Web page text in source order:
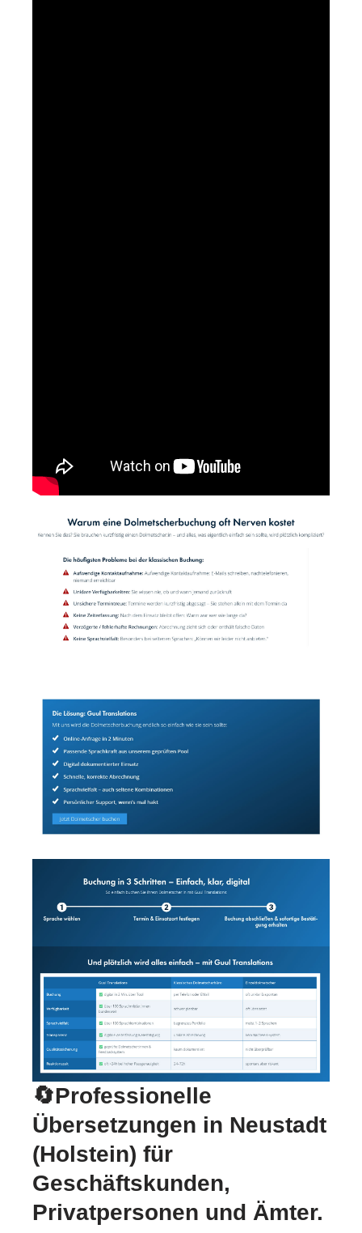
🔄Professionelle
Übersetzungen in Neustadt
(Holstein) für
Geschäftskunden,
Privatpersonen und Ämter.